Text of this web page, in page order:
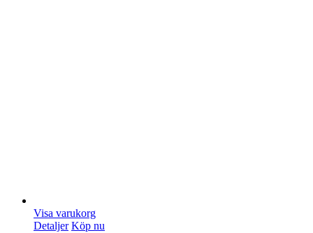
Visa varukorg
Detaljer Köp nu